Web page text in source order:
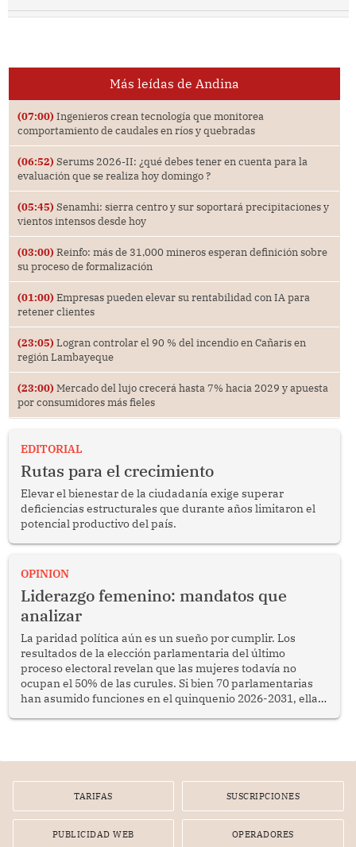
Más leídas de Andina
(07:00) Ingenieros crean tecnología que monitorea
comportamiento de caudales en ríos y quebradas
(06:52) Serums 2026-II: ¿qué debes tener en cuenta para la
evaluación que se realiza hoy domingo ?
(05:45) Senamhi: sierra centro y sur soportará precipitaciones y
vientos intensos desde hoy
(03:00) Reinfo: más de 31,000 mineros esperan definición sobre
su proceso de formalización
(01:00) Empresas pueden elevar su rentabilidad con IA para
retener clientes
(23:05) Logran controlar el 90 % del incendio en Cañaris en
región Lambayeque
(23:00) Mercado del lujo crecerá hasta 7% hacia 2029 y apuesta
por consumidores más fieles
EDITORIAL
Rutas para el crecimiento
Elevar el bienestar de la ciudadanía exige superar
deficiencias estructurales que durante años limitaron el
potencial productivo del país.
OPINION
Liderazgo femenino: mandatos que
analizar
La paridad política aún es un sueño por cumplir. Los
resultados de la elección parlamentaria del último
proceso electoral revelan que las mujeres todavía no
ocupan el 50% de las curules. Si bien 70 parlamentarias
han asumido funciones en el quinquenio 2026-2031, ellas
TARIFAS SUSCRIPCIONES
PUBLICIDAD WEB OPERADORES